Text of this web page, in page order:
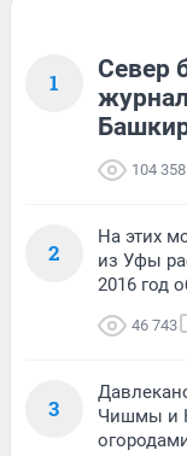
1
Север
104 358
2
На этих
из Уфы
2016 год
46 743
3
Чишмы и